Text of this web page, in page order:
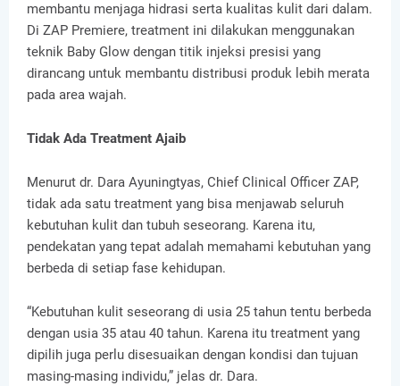
membantu menjaga hidrasi serta kualitas kulit dari dalam.
Di ZAP Premiere, treatment ini dilakukan menggunakan
teknik Baby Glow dengan titik injeksi presisi yang
dirancang untuk membantu distribusi produk lebih merata
pada area wajah.
Tidak Ada Treatment Ajaib
Menurut dr. Dara Ayuningtyas, Chief Clinical Officer ZAP,
tidak ada satu treatment yang bisa menjawab seluruh
kebutuhan kulit dan tubuh seseorang. Karena itu,
pendekatan yang tepat adalah memahami kebutuhan yang
berbeda di setiap fase kehidupan.
“Kebutuhan kulit seseorang di usia 25 tahun tentu berbeda
dengan usia 35 atau 40 tahun. Karena itu treatment yang
dipilih juga perlu disesuaikan dengan kondisi dan tujuan
masing-masing individu,” jelas dr. Dara.